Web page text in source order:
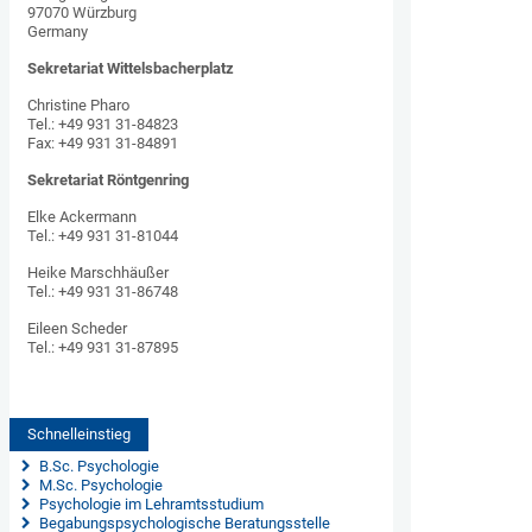
97070 Würzburg
Germany
Sekretariat Wittelsbacherplatz
Christine Pharo
Tel.: +49 931 31-84823
Fax: +49 931 31-84891
Sekretariat Röntgenring
Elke Ackermann
Tel.: +49 931 31-81044
Heike Marschhäußer
Tel.: +49 931 31-86748
Eileen Scheder
Tel.: +49 931 31-87895
Schnelleinstieg
B.Sc. Psychologie
M.Sc. Psychologie
Psychologie im Lehramtsstudium
Begabungspsychologische Beratungsstelle